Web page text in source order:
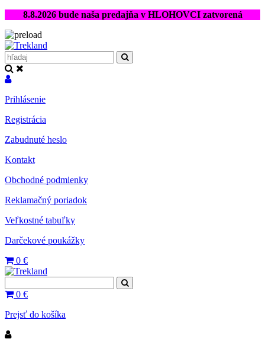
8.8.2026 bude naša predajňa v HLOHOVCI zatvorená
Prihlásenie
Registrácia
Zabudnuté heslo
Kontakt
Obchodné podmienky
Reklamačný poriadok
Veľkostné tabuľky
Darčekové poukážky
0 €
0 €
Prejsť do košíka